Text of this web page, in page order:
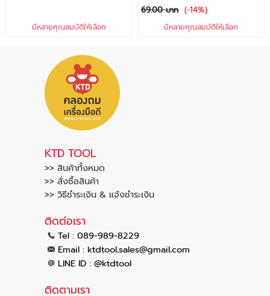
มีหลายคุณสมบัติให้เลือก
ช้างคู่
69.00 บาท (-14%)
มีหลายคุณสมบัติให้เลือก
KTD TOOL
>> สินค้าทั้งหมด
>> สั่งซื้อสินค้า
>> วิธีชำระเงิน & แจ้งชำระเงิน
ติดต่อเรา
Tel : 089-989-8229
Email : ktdtool.sales@gmail.com
LINE ID : @ktdtool
ติดตามเรา